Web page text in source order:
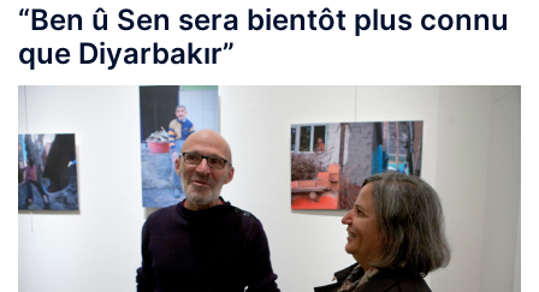
“Ben û Sen sera bientôt plus connu
que Diyarbakır”